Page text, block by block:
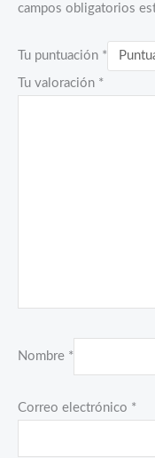
campos obligatorios
Tu puntuación *
Tu valoración *
Nombre *
Correo electrónico *